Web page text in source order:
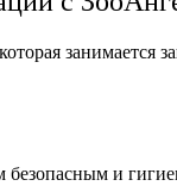
занимается
безопасным и